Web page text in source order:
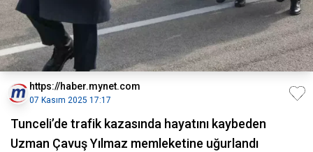
https://haber.mynet.com
07 Kasım 2025 17:17
Tunceli’de trafik kazasında hayatını kaybeden
Uzman Çavuş Yılmaz memleketine uğurlandı